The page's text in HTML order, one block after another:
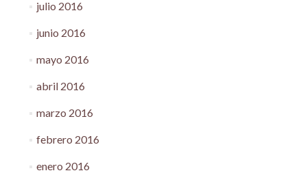
julio 2016
junio 2016
mayo 2016
abril 2016
marzo 2016
febrero 2016
enero 2016